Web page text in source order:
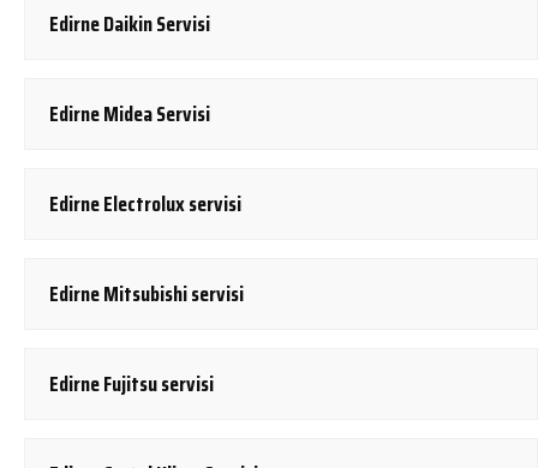
Edirne Daikin Servisi
Edirne Midea Servisi
Edirne Electrolux servisi
Edirne Mitsubishi servisi
Edirne Fujitsu servisi